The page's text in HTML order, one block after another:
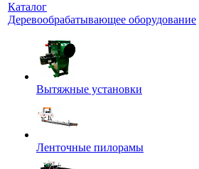
Каталог
Деревообрабатывающее оборудование
Вытяжные установки
Ленточные пилорамы